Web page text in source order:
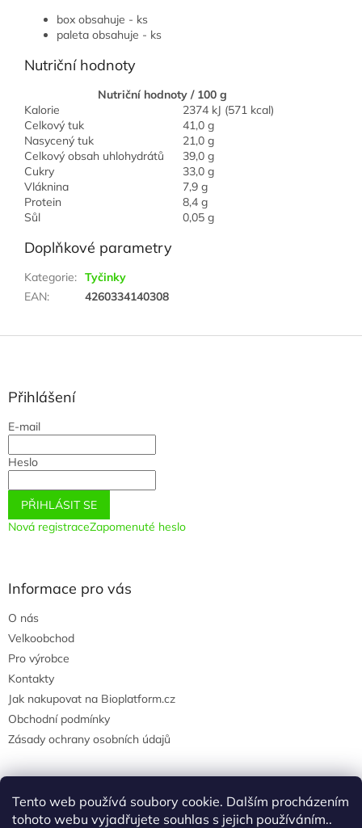
Tento web používá soubory cookie. Dalším procházením
tohoto webu vyjadřujete souhlas s jejich používáním..
box obsahuje - ks
paleta obsahuje - ks
Nutriční hodnoty
Nutriční hodnoty / 100 g
Kalorie
2374 kJ (571 kcal)
Celkový tuk
41,0 g
Nasycený tuk
21,0 g
Celkový obsah uhlohydrátů
39,0 g
Cukry
33,0 g
Vláknina
7,9 g
Protein
8,4 g
Sůl
0,05 g
Doplňkové parametry
Kategorie: Tyčinky
EAN: 4260334140308
Z
Přihlášení
E-mail
Heslo
PŘIHLÁSIT SE
Nová registraceZapomenuté heslo
Informace pro vás
O nás
Velkoobchod
Pro výrobce
Kontakty
Jak nakupovat na Bioplatform.cz
Obchodní podmínky
Zásady ochrany osobních údajů
Instagram